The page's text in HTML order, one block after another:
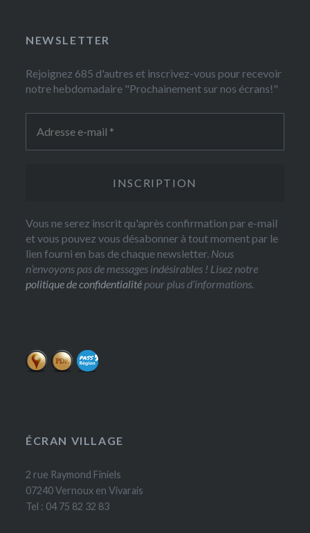
NEWSLETTER
Rejoignez 685 d'autres et inscrivez-vous pour recevoir
notre hebdomadaire "Prochainement sur nos écrans!"
Vous ne serez inscrit qu'après confirmation par e-mail
et vous pouvez vous désabonner à tout moment par le
lien fourni en bas de chaque newsletter. Nous
n’envoyons pas de messages indésirables ! Lisez notre
politique de confidentialité pour plus d’informations.
ÉCRAN VILLAGE
2 rue Raymond Finiels
07240 Vernoux en Vivarais
Tel : 04 75 82 32 83